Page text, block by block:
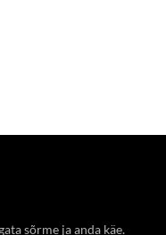
sõrme ja anda käe.